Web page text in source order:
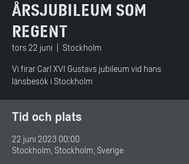
årsjubileum som
regent
tors 22 juni Stockholm
Vi firar Carl XVI Gustavs jubileum vid hans
länsbesök i Stockholm
Tid och plats
22 juni 2023 00:00
Stockholm, Stockholm, Sverige